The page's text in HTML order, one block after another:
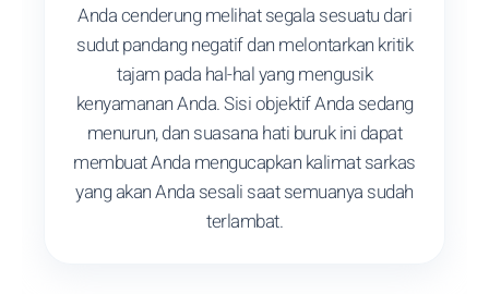
Anda cenderung melihat segala sesuatu dari
sudut pandang negatif dan melontarkan kritik
tajam pada hal-hal yang mengusik
kenyamanan Anda. Sisi objektif Anda sedang
menurun, dan suasana hati buruk ini dapat
membuat Anda mengucapkan kalimat sarkas
yang akan Anda sesali saat semuanya sudah
terlambat.